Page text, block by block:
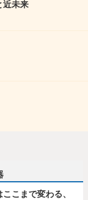
近未来
こまで変わる、